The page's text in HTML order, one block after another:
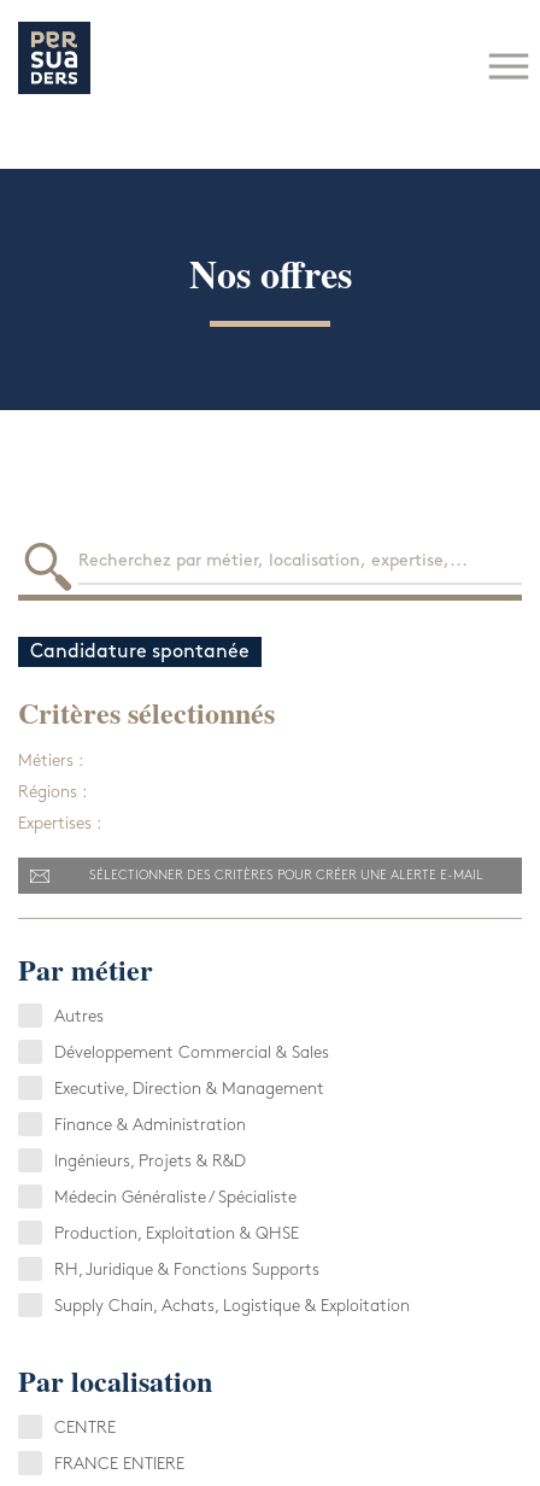
Nos offres
Critères sélectionnés
Métiers :
Régions :
Expertises :
Candidature spontanée
SÉLECTIONNER DES CRITÈRES POUR CRÉER UNE ALERTE E-MAIL
Par métier
Autres
Développement Commercial & Sales
Executive, Direction & Management
Finance & Administration
Ingénieurs, Projets & R&D
Médecin Généraliste / Spécialiste
Production, Exploitation & QHSE
RH, Juridique & Fonctions Supports
Supply Chain, Achats, Logistique & Exploitation
Par localisation
CENTRE
FRANCE ENTIERE
LE CABINET
Présentation
NOS EXPERTISES
Executive Search
Armement & Sécurité
Facility Management
Finance